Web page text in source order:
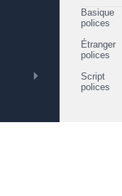
Basique
polices
Étranger
polices
Script
polices